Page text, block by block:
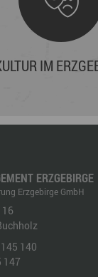
IM
ERZGEBIRGE
Erzgebirge GmbH
140
147